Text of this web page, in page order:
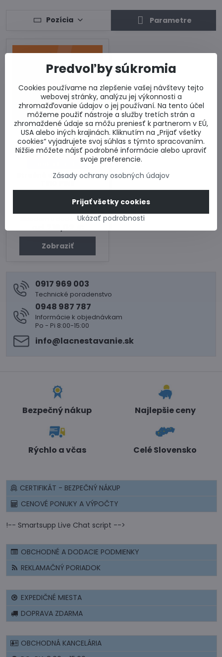
Pozícia Parametre
43%
Doprava zdarma
Dodanie do 5 dní
Záruka 10 rokov
Strešné okno Rooflite
TRIO PINE
RoofLITE+ s izolačným
Skladom u dodávateľa
Zobraziť
0917 969 003
Technické poradenstvo
0948 987 787
Informácie k objednávkam
Po - Pi 8:00-15:00
info​@lacnestavanie​.sk
Bezpečný nákup Najlepšie ceny
Rýchlo a včas Celé Slovensko
CERTIFIKÁT - BEZPEČNÝ NÁKUP
CENOVÉ PONUKY A VÝPOČTY
!-- Smartsupp Live Chat script -->
OBCHODNÉ A DODACIE PODMIENKY
REKLAMAČNÝ PORIADOK
EXPEDIČNÉ MIESTA
DOPRAVA ZDARMA
OBCHODNÁ KANCELÁRIA
Predvoľby súkromia
Cookies používame na zlepšenie vašej návštevy tejto
webovej stránky, analýzu jej výkonnosti a
zhromažďovanie údajov o jej používaní. Na tento účel
môžeme použiť nástroje a služby tretích strán a
zhromaždené údaje sa môžu preniesť k partnerom v EÚ,
USA alebo iných krajinách. Kliknutím na „Prijať všetky
cookies“ vyjadrujete svoj súhlas s týmto spracovaním.
Nižšie môžete nájsť podrobné informácie alebo upraviť
svoje preferencie.
Zásady ochrany osobných údajov
Ukázať podrobnosti
Prijať všetky cookies